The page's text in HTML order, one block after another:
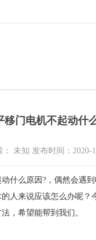
移门电机不起动什
： 未知 发布时间：2020-
什么原因?，偶然会遇
人来说应该怎么办呢？
，希望能帮到我们。